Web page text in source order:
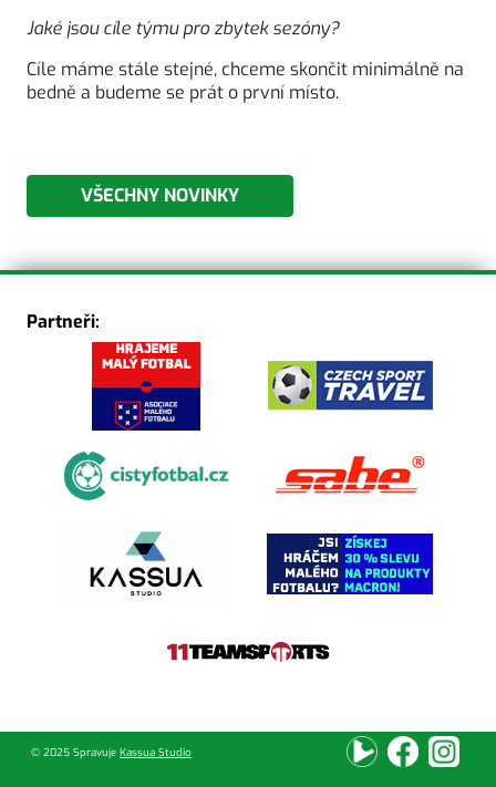
Jaké jsou cíle týmu pro zbytek sezóny?
Cíle máme stále stejné, chceme skončit minimálně na
bedně a budeme se prát o první místo.
VŠECHNY NOVINKY
Partneři:
© 2025 Spravuje Kassua Studio